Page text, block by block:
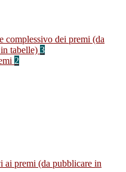
complessivo dei premi (da
tabelle) 3
2
ai premi (da pubblicare in